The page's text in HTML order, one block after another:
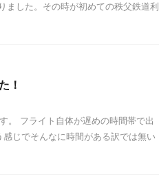
ました。その時が初めての秩父鉄道利
！
。 フライト自体が遅めの時間帯で出
じでそんなに時間がある訳では無い